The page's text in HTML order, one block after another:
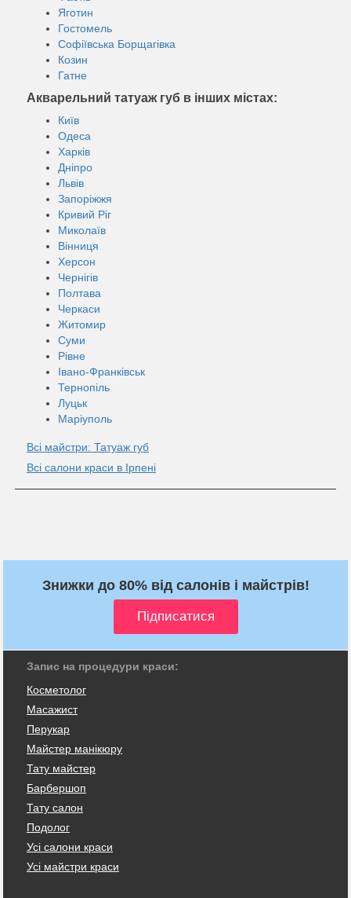
Яготин
Гостомель
Софіївська Борщагівка
Козин
Гатне
Акварельний татуаж губ в інших містах:
Київ
Одеса
Харків
Дніпро
Львів
Запоріжжя
Кривий Ріг
Миколаїв
Вінниця
Херсон
Чернігів
Полтава
Черкаси
Житомир
Суми
Рівне
Івано-Франківськ
Тернопіль
Луцьк
Маріуполь
Всі майстри: Татуаж губ
Всі салони краси в Ірпені
Знижки до 80% від салонів і майстрів!
Запис на процедури краси:
Косметолог
Масажист
Перукар
Майстер манікюру
Тату майстер
Барбершоп
Тату салон
Подолог
Усі салони краси
Усі майстри краси